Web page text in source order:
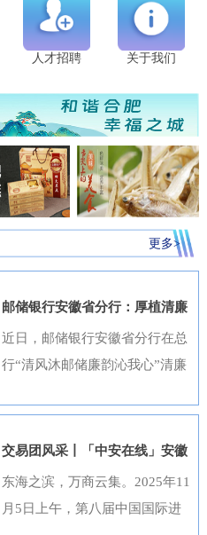
人才招聘 关于我们
更多>
邮储银行安徽省分行：厚植清廉
金融文化筑牢高质量发展根基
近日，邮储银行安徽省分行在总
行“清风沐邮储廉韵沁我心”清廉
出，选送的四部作品全部获奖，
获奖数量位居全国首位，并荣
交易团风采丨「中安在线」安徽
元素闪耀进博会
东海之滨，万商云集。2025年11
月5日上午，第八届中国国际进